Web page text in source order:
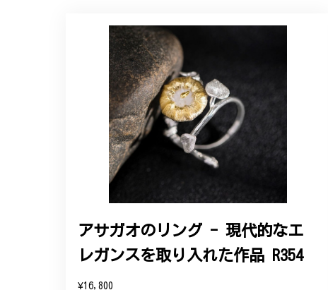
アサガオのリング - 現代的なエ
レガンスを取り入れた作品 R354
¥16,800